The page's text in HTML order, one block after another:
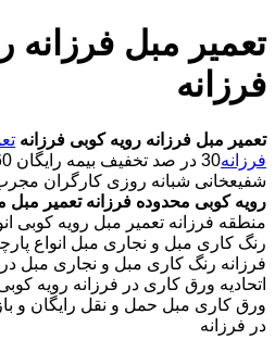
تعمیر مبل فرزانه
فرزانه
تعمیر مبل فرزانه رویه کوبی فرزانه
فرزانه
شفیعخانی شبانه روزی کارگران
رویه کوبی محدوده فرزانه تعمیر مبل
منطقه فرزانه تعمیر مبل رویه کوبی
رنگ کاری مبل و نجاری مبل انواع
فرزانه رنگ کاری مبل و نجاری مبل در
اتحادیه ورق کاری در فرزانه رویه
ورق کاری مبل حمل و نقل رایگان و
در فرزانه